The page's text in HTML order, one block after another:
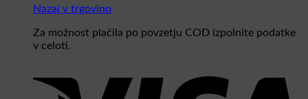
Nazaj v trgovino
Za možnost plačila po povzetju COD izpolnite podatke
v celoti.